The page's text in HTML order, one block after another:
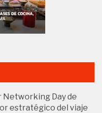
Networking Day de
estratégico del viaje